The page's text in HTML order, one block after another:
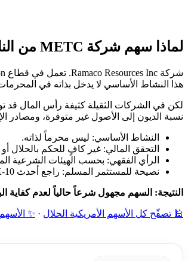
لماذا سهم شركة METC من الناحية الشرعية غير محدد؟
هذا النشاط الأساسي لا يدخل بذاته في المحرمات
لكن في الشركات الثقيلة كثيفة رأس المال قد
نسبة الديون إلى الأصول غير متوفرة، ومصادر
النشاط الأساسي: ليس محرماً لذاته.
التحقق المالي: غير كافٍ للحكم بالحلال
الرأي الفقهي: بحسب الهيئات الشرعية
نصيحة للمستثمر المسلم: راجع أحدث 10-K و10-Q قبل الشراء، وتجنب السهم إن ظهرت ديون ربوية مرتفعة أو إيرادات فرعية محرمة.
النتيجة: السهم مجهول شرعاً حالياً لعدم كفاية
🕌 تصفّح كل الأسهم الأمريكية الحلال ·
✨